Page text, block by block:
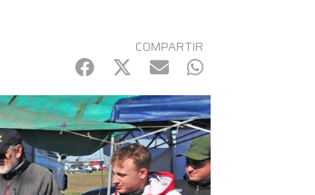
COMPARTIR
Facebook
Twitter
mail WhatsApp